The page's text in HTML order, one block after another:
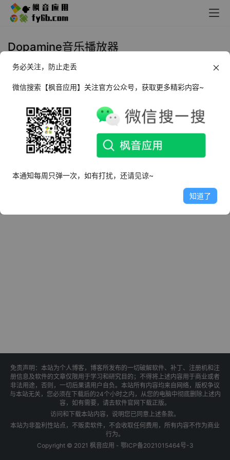
Dopamine音乐播放器
_v2.0.9 便携版
2022年11月7日
免责声明：本站为个人博客，博客所发布的一切破解软件、补丁、注册机和注
册信息及软件的文章仅限用于学习和研究目的；不得将上述内容用于商业或者
非法用途，否则，一切后果请用户自负。本站所有内容均来自网络，版权争议
与本站无关，您必须在下载后的24个小时之内，从您的电脑中彻底删除上述内
容，如有需要，请去软件官网下载正版。
访问和下载本站内容，说明您已同意上述条款。
本站为非盈利性站点，不贩卖软件，不会收取任何费用，所有内容不作为商业
行为。
Copyright © 2021 枫音应用 - 鄂ICP备2021015464号-3
务必关注，防止走丢
微信搜索【枫音应用】关注官方公众号，获取更多精彩内容~
本通知每周只弹一次，如有打扰，还请见谅~
知道了